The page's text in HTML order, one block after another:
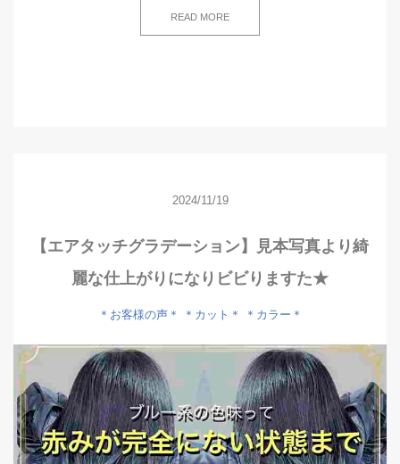
READ MORE
2024/11/19
【エアタッチグラデーション】見本写真より綺
麗な仕上がりになりビビりますた★
＊お客様の声＊ ＊カット＊ ＊カラー＊